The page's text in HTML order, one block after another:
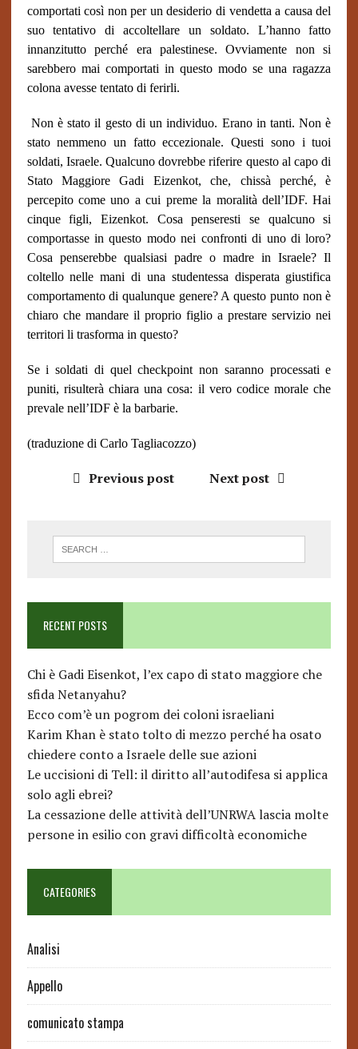
comportati così non per un desiderio di vendetta a causa del
suo tentativo di accoltellare un soldato. L’hanno fatto
innanzitutto perché era palestinese. Ovviamente non si
sarebbero mai comportati in questo modo se una ragazza
colona avesse tentato di ferirli.
Non è stato il gesto di un individuo. Erano in tanti. Non è
stato nemmeno un fatto eccezionale. Questi sono i tuoi
soldati, Israele. Qualcuno dovrebbe riferire questo al capo di
Stato Maggiore Gadi Eizenkot, che, chissà perché, è
percepito come uno a cui preme la moralità dell’IDF. Hai
cinque figli, Eizenkot. Cosa penseresti se qualcuno si
comportasse in questo modo nei confronti di uno di loro?
Cosa penserebbe qualsiasi padre o madre in Israele? Il
coltello nelle mani di una studentessa disperata giustifica
comportamento di qualunque genere? A questo punto non è
chiaro che mandare il proprio figlio a prestare servizio nei
territori li trasforma in questo?
Se i soldati di quel checkpoint non saranno processati e
puniti, risulterà chiara una cosa: il vero codice morale che
prevale nell’IDF è la barbarie.
(traduzione di Carlo Tagliacozzo)
Previous post Next post
RECENT POSTS
Chi è Gadi Eisenkot, l’ex capo di stato maggiore che
sfida Netanyahu?
Ecco com’è un pogrom dei coloni israeliani
Karim Khan è stato tolto di mezzo perché ha osato
chiedere conto a Israele delle sue azioni
Le uccisioni di Tell: il diritto all’autodifesa si applica
solo agli ebrei?
La cessazione delle attività dell’UNRWA lascia molte
persone in esilio con gravi difficoltà economiche
CATEGORIES
Analisi
Appello
comunicato stampa